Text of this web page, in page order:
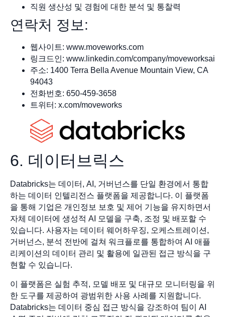
직원 생산성 및 경험에 대한 분석 및 통찰력
연락처 정보:
웹사이트: www.moveworks.com
링크드인: www.linkedin.com/company/moveworksai
주소: 1400 Terra Bella Avenue Mountain View, CA
94043
전화번호: 650-459-3658
트위터: x.com/moveworks
6. 데이터브릭스
Databricks는 데이터, AI, 거버넌스를 단일 환경에서 통합
하는 데이터 인텔리전스 플랫폼을 제공합니다. 이 플랫폼
을 통해 기업은 개인정보 보호 및 제어 기능을 유지하면서
자체 데이터에 생성적 AI 모델을 구축, 조정 및 배포할 수
있습니다. 사용자는 데이터 웨어하우징, 오케스트레이션,
거버넌스, 분석 전반에 걸쳐 워크플로를 통합하여 AI 애플
리케이션의 데이터 관리 및 활용에 일관된 접근 방식을 구
현할 수 있습니다.
이 플랫폼은 실험 추적, 모델 배포 및 대규모 모니터링을 위
한 도구를 제공하여 광범위한 사용 사례를 지원합니다.
Databricks는 데이터 중심 접근 방식을 강조하여 팀이 AI